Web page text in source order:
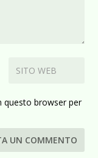
questo browser per